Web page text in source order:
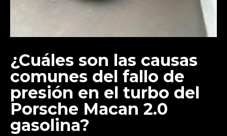
¿Cuáles son las causas
comunes del fallo de
presión en el turbo del
Porsche Macan 2.0
gasolina?